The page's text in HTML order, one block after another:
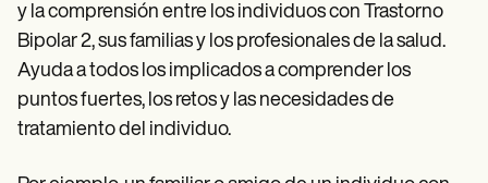
y la comprensión entre los individuos con Trastorno
Bipolar 2, sus familias y los profesionales de la salud.
Ayuda a todos los implicados a comprender los
puntos fuertes, los retos y las necesidades de
tratamiento del individuo.